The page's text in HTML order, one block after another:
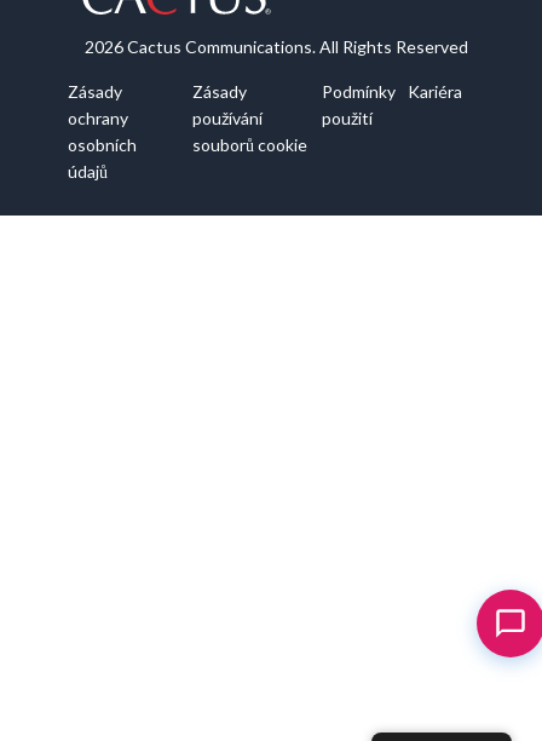
2026 Cactus Communications. All Rights Reserved
Zásady
ochrany
osobních
údajů
Zásady
používání
souborů cookie
Podmínky
použití
Kariéra